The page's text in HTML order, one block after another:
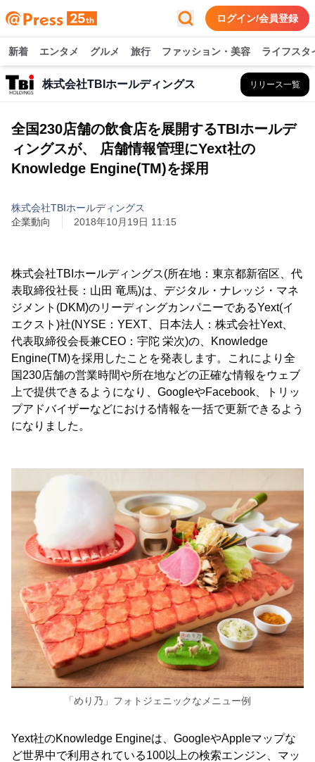
ログイン/会員登録
新着 エンタメ グルメ 旅行 ファッション・美容 ライフスタ
株式会社TBIホールディングス リリース一覧
全国230店舗の飲食店を展開するTBIホールデ
ィングスが、 店舗情報管理にYext社の
Knowledge Engine(TM)を採用
株式会社TBIホールディングス
企業動向
2018年10月19日 11:15
株式会社TBIホールディングス(所在地：東京都新宿区、代
表取締役社長：山田 竜馬)は、デジタル・ナレッジ・マネ
ジメント(DKM)のリーディングカンパニーであるYext(イ
エクスト)社(NYSE：YEXT、日本法人：株式会社Yext、
代表取締役会長兼CEO：宇陀 栄次)の、Knowledge
Engine(TM)を採用したことを発表します。これにより全
国230店舗の営業時間や所在地などの正確な情報をウェブ
上で提供できるようになり、GoogleやFacebook、トリッ
プアドバイザーなどにおける情報を一括で更新できるよう
になりました。
「めり乃」フォトジェニックなメニュー例
Yext社のKnowledge Engineは、GoogleやAppleマップな
ど世界中で利用されている100以上の検索エンジン、マッ